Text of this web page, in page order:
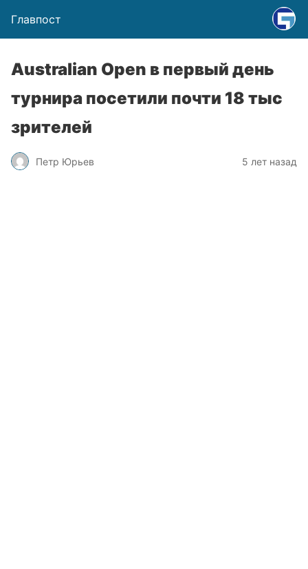
Главпост
Australian Open в первый день
турнира посетили почти 18 тыс
зрителей
Петр Юрьев 5 лет назад